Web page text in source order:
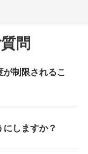
問
制限されるこ
（公正使用方針）の
のモバイルネットワー
雑した場合、速度に影
リシーに基づく速度制
しますか？
自宅へのお届け（チェ